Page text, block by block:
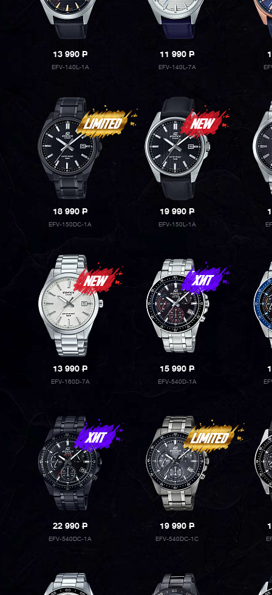
13 990P
EFV-140L-1A
11 990P
EFV-140L-7A
18 990P
EFV-150DC-1A
19 990P
EFV-150L-1A
13 990P
EFV-160D-7A
15 990P
EFV-540D-1A
22 990P
EFV-540DC-1A
19 990P
EFV-540DC-1C